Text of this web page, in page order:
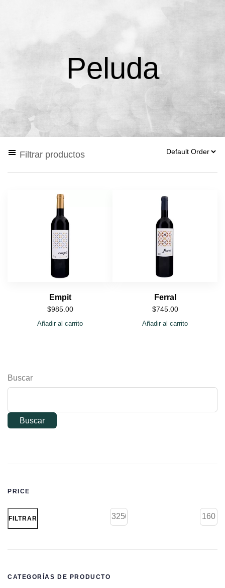
Peluda
Filtrar productos
Empit
$985.00
Añadir al carrito
Ferral
$745.00
Añadir al carrito
Buscar
Buscar
PRICE
FILTRAR
CATEGORÍAS DE PRODUCTO